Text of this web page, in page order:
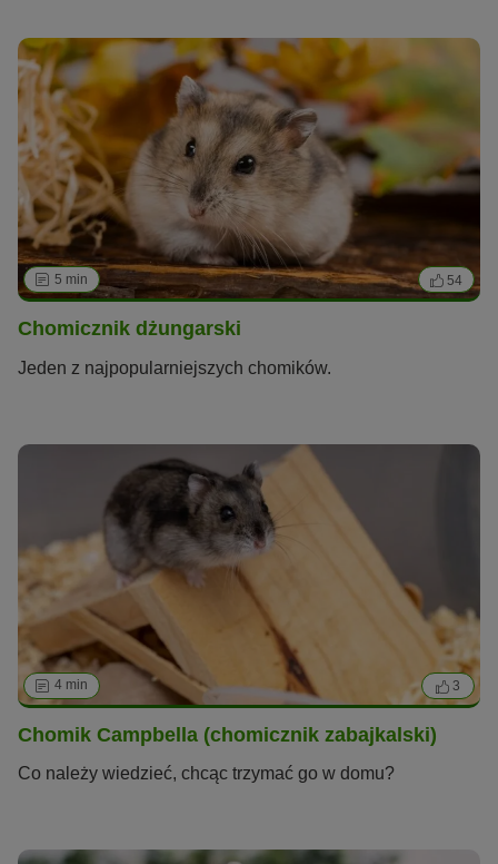
5 min 54
Chomicznik dżungarski
Jeden z najpopularniejszych chomików.
4 min 3
Chomik Campbella (chomicznik zabajkalski)
Co należy wiedzieć, chcąc trzymać go w domu?